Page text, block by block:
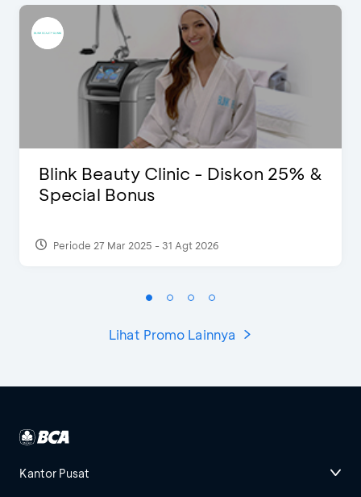
Blink Beauty Clinic - Diskon 25% &
Special Bonus
Periode 27 Mar 2025 - 31 Agt 2026
Lihat Promo Lainnya
Kantor Pusat